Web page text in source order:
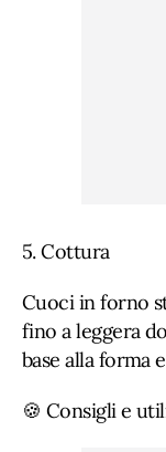
Cuoci in forno
fino a leggera